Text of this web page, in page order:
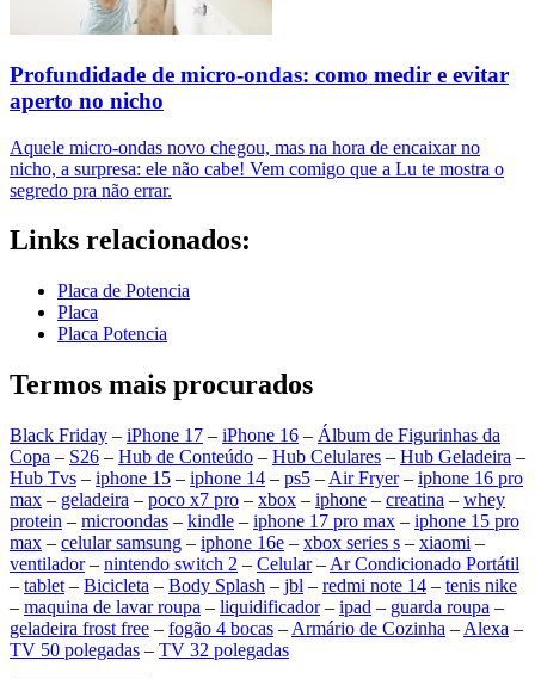
Profundidade de micro-ondas: como medir e evitar
aperto no nicho
Aquele micro-ondas novo chegou, mas na hora de encaixar no
nicho, a surpresa: ele não cabe! Vem comigo que a Lu te mostra o
segredo pra não errar.
Links relacionados:
Placa de Potencia
Placa
Placa Potencia
Termos mais procurados
Black Friday – iPhone 17 – iPhone 16 – Álbum de Figurinhas da
Copa – S26 – Hub de Conteúdo – Hub Celulares – Hub Geladeira –
Hub Tvs – iphone 15 – iphone 14 – ps5 – Air Fryer– iphone 16 pro
max – geladeira – poco x7 pro – xbox – iphone – creatina – whey
protein – microondas – kindle – iphone 17 pro max – iphone 15 pro
max – celular samsung – iphone 16e – xbox series s – xiaomi –
ventilador– nintendo switch 2 – Celular– Ar Condicionado Portátil
– tablet – Bicicleta – Body Splash – jbl – redmi note 14 – tenis nike
– maquina de lavar roupa – liquidificador– ipad – guarda roupa –
geladeira frost free – fogão 4 bocas – Armário de Cozinha – Alexa –
TV 50 polegadas – TV 32 polegadas